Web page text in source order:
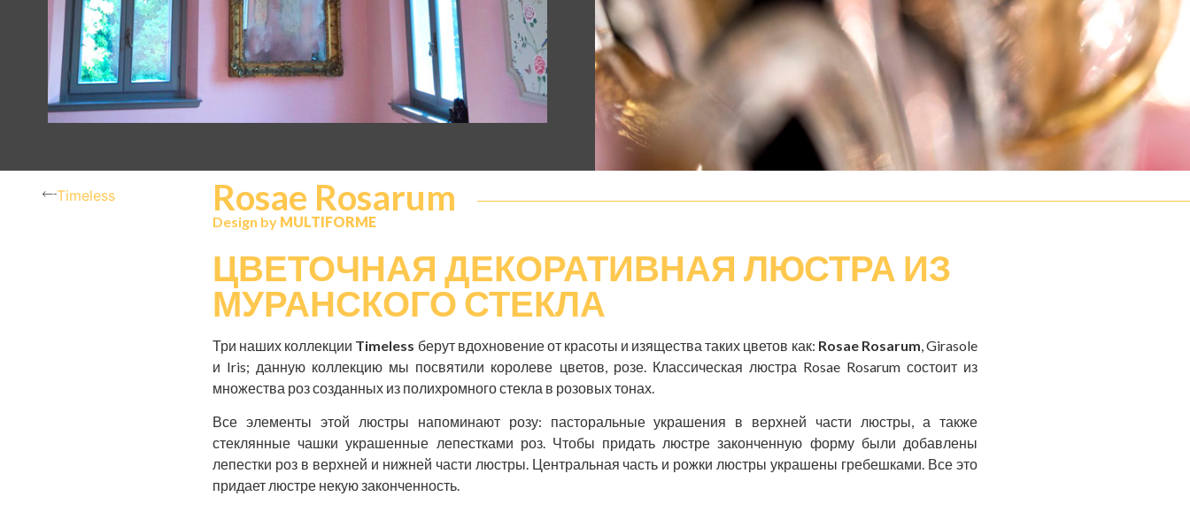
Timeless Rosae Rosarum
Design by MULTIFORME
ЦВЕТОЧНАЯ ДЕКОРАТИВНАЯ ЛЮСТРА ИЗ
МУРАНСКОГО СТЕКЛА
Три наших коллекции Timeless берут вдохновение от красоты и изящества таких цветов как: Rosae Rosarum, Girasole
и Iris; данную коллекцию мы посвятили королеве цветов, розе. Классическая люстра Rosae Rosarum состоит из
множества роз созданных из полихромного стекла в розовых тонах.
Все элементы этой люстры напоминают розу: пасторальные украшения в верхней части люстры, а также
стеклянные чашки украшенные лепестками роз. Чтобы придать люстре законченную форму были добавлены
лепестки роз в верхней и нижней части люстры. Центральная часть и рожки люстры украшены гребешками. Все это
придает люстре некую законченность.